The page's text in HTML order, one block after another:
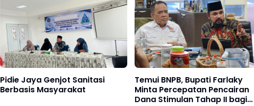
Pidie Jaya Genjot Sanitasi
Berbasis Masyarakat
Temui BNPB, Bupati Farlaky
Minta Percepatan Pencairan
Dana Stimulan Tahap II bagi